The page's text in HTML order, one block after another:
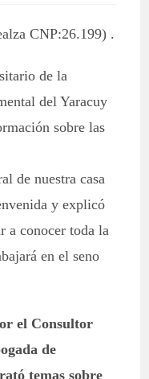
CNP:26.199) .
de la
del Yaracuy
sobre las
de nuestra casa
y explicó
a conocer toda la
en el seno
el Consultor
de
temas sobre